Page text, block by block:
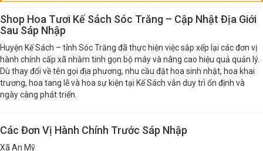
Shop Hoa Tươi Kế Sách Sóc Trăng – Cập Nhật Địa Giới
Sau Sáp Nhập
Huyện Kế Sách – tỉnh Sóc Trăng đã thực hiện việc sắp xếp lại các đơn vị
hành chính cấp xã nhằm tinh gọn bộ máy và nâng cao hiệu quả quản lý.
Dù thay đổi về tên gọi địa phương, nhu cầu đặt hoa sinh nhật, hoa khai
trương, hoa tang lễ và hoa sự kiện tại Kế Sách vẫn duy trì ổn định và
ngày càng phát triển.
Các Đơn Vị Hành Chính Trước Sáp Nhập